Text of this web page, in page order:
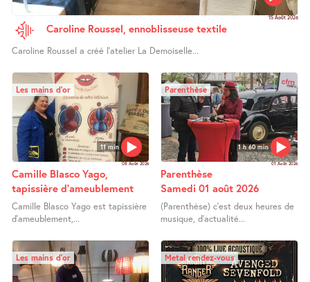
15 Août 2026
Caroline Roussel, ennoblisseuse textile
Caroline Roussel a créé l’atelier La Demoiselle...
11 min
Les mains d’or
08 Août 2026
Camille Blasco Yago,
tapissière d’ameublement
Camille Blasco Yago est tapissière
d’ameublement,...
1 h 60 min
Parenthèse
01 Août 2026
Parenthèse
Samedi 01 août 2026
(Parenthèse) c’est deux heures de
musique, d’actualité...
Les mains d’or Metal rendez-vous